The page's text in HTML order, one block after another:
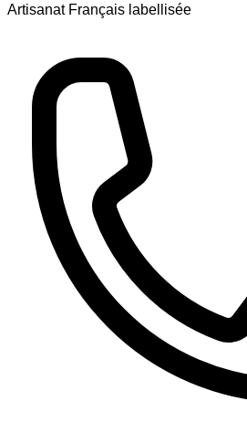
Artisanat Français labellisée